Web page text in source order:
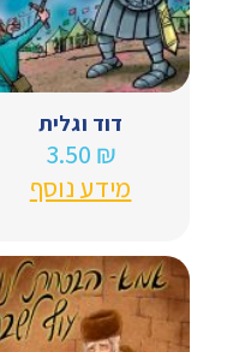
דוד וגלית
₪
מידע נוסף